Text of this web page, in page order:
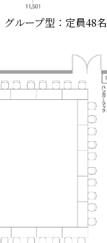
グループ型：定員48名